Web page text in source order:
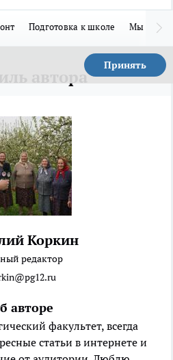
Подготовка к школе Мы в MAX
Принять
автора
Коркин
редактор
авторе
факультет, всегда
статьи в интернете и